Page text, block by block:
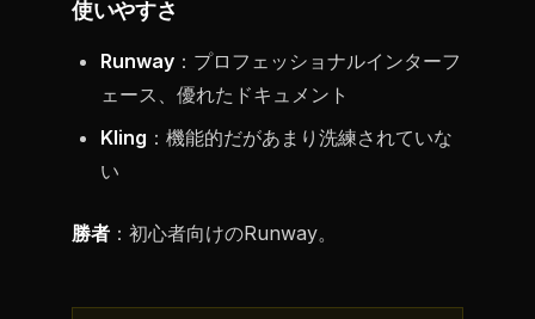
使いやすさ
Runway ：プロフェッショナルインターフ
ェース、優れたドキュメント
Kling ：機能的だがあまり洗練されていな
い
勝者 ：初心者向けのRunway。